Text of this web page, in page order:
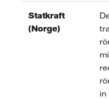
Statkraft
(Norge)
in